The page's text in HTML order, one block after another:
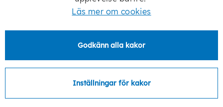
Boka Kreativa rummet
vårt Kreativa rum för möten,
sammankomster eller kreativa träffar.
Läs mer om cookies
Godkänn alla kakor
Inställningar för kakor